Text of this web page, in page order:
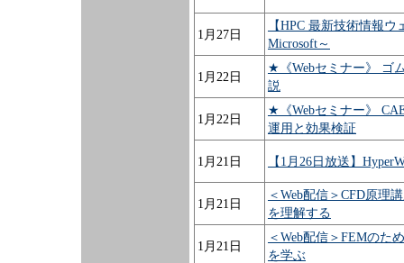
1月27日
【HPC 最新技術情報
Microsoft～
1月22日
★《Webセミナー》 ゴ
説
1月22日
★《Webセミナー》
運用と効果検証
1月21日 【1月26日放送】
1月21日
＜Web配信＞CFD原理
を理解する
1月21日
＜Web配信＞FEMの
を学ぶ